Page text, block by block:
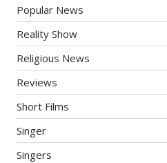
Popular News
Reality Show
Religious News
Reviews
Short Films
Singer
Singers